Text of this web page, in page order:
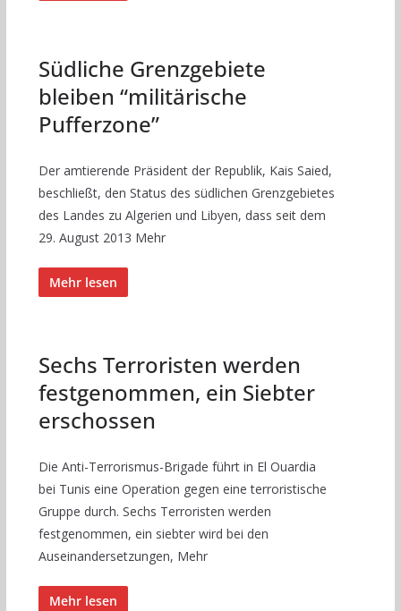
Südliche Grenzgebiete
bleiben “militärische
Pufferzone”
Der amtierende Präsident der Republik, Kais Saied,
beschließt, den Status des südlichen Grenzgebietes
des Landes zu Algerien und Libyen, dass seit dem
29. August 2013 Mehr
Mehr lesen
Sechs Terroristen werden
festgenommen, ein Siebter
erschossen
Die Anti-Terrorismus-Brigade führt in El Ouardia
bei Tunis eine Operation gegen eine terroristische
Gruppe durch. Sechs Terroristen werden
festgenommen, ein siebter wird bei den
Auseinandersetzungen, Mehr
Mehr lesen